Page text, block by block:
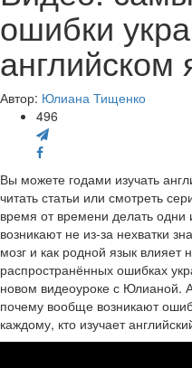
ошибки
английском
Автор: Юлиана Тищенко
496
Вы можете годами изучать
читать статьи или смотреть
время от времени делать
возникают не из-за нехватки
мозг и как родной язык
распространённых ошибках
новом видеоуроке с Юлианой.
почему вообще возникают
каждому, кто изучает